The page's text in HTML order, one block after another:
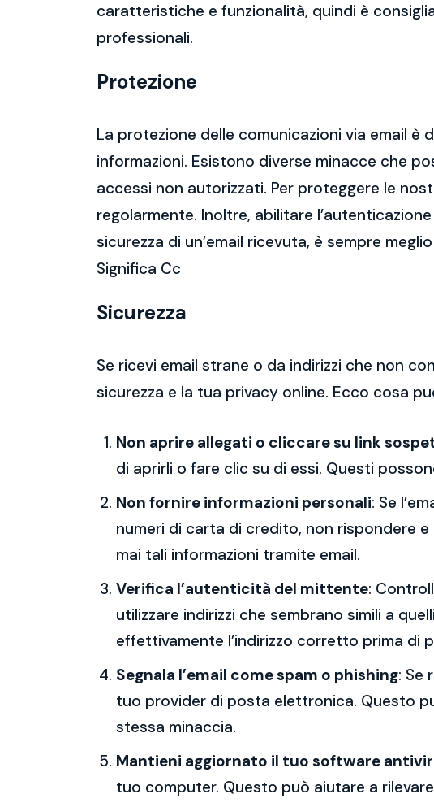
caratteristiche e funzionalità, quindi è
professionali.
Protezione
La protezione delle comunicazioni via email
informazioni. Esistono diverse minacce che
accessi non autorizzati. Per proteggere le
regolarmente. Inoltre, abilitare
sicurezza di un’email ricevuta, è sempre
Significa Cc
Sicurezza
Se ricevi email strane o da indirizzi che non
sicurezza e la tua privacy online. Ecco cosa
Non aprire allegati o cliccare su link
di aprirli o fare clic su di essi. Questi
Non fornire informazioni personali: Se
numeri di carta di credito, non rispondere
mai tali informazioni tramite email.
Verifica l’autenticità del mittente:
utilizzare indirizzi che sembrano simili a
effettivamente l’indirizzo corretto prima di
Segnala l’email come spam o phishing: Se
tuo provider di posta elettronica. Questo
stessa minaccia.
Mantieni aggiornato il tuo software
tuo computer. Questo può aiutare a